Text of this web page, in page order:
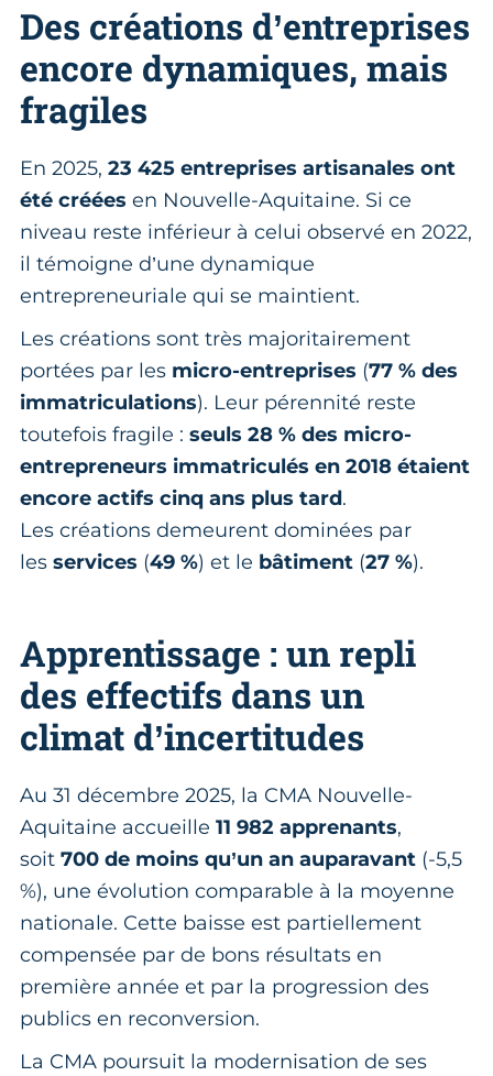
Des créations d’entreprises
encore dynamiques, mais
fragiles
En 2025, 23 425 entreprises artisanales ont
été créées en Nouvelle-Aquitaine. Si ce
niveau reste inférieur à celui observé en 2022,
il témoigne d’une dynamique
entrepreneuriale qui se maintient.
Les créations sont très majoritairement
portées par les micro-entreprises (77 % des
immatriculations). Leur pérennité reste
toutefois fragile : seuls 28 % des micro-
entrepreneurs immatriculés en 2018 étaient
encore actifs cinq ans plus tard.
Les créations demeurent dominées par
les services (49 %) et le bâtiment (27 %).
Apprentissage : un repli
des effectifs dans un
climat d’incertitudes
Au 31 décembre 2025, la CMA Nouvelle-
Aquitaine accueille 11 982 apprenants,
soit 700 de moins qu’un an auparavant (-5,5
%), une évolution comparable à la moyenne
nationale. Cette baisse est partiellement
compensée par de bons résultats en
première année et par la progression des
publics en reconversion.
La CMA poursuit la modernisation de ses